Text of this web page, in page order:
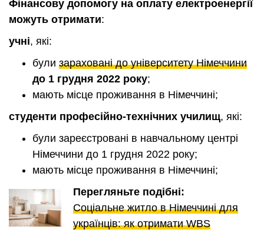
Фінансову допомогу на оплату електроенергії
можуть отримати:
учні, які:
були зараховані до університету Німеччини
до 1 грудня 2022 року;
мають місце проживання в Німеччині;
студенти професійно-технічних училищ, які:
були зареєстровані в навчальному центрі
Німеччини до 1 грудня 2022 року;
мають місце проживання в Німеччині;
Перегляньте подібні:
Соціальне житло в Німеччині для
українців: як отримати WBS